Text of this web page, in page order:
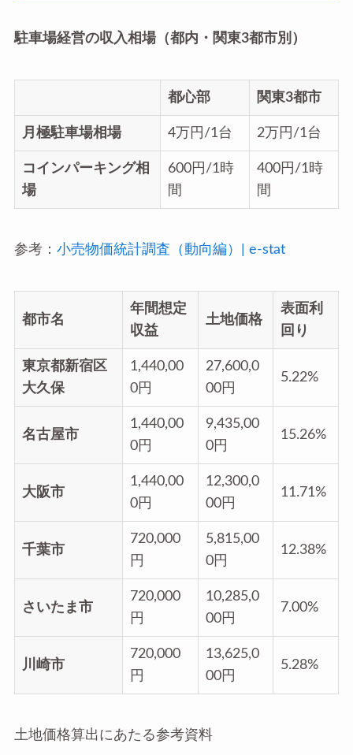
駐車場経営の収入相場（都内・関東3都市別）
都心部 関東3都市
月極駐車場相場 4万円/1台 2万円/1台
コインパーキング相
場
600円/1時
間
400円/1時
間
参考： 小売物価統計調査（動向編）| e-stat
都市名
年間想定
収益
土地価格
表面利
回り
東京都新宿区
大久保
1,440,00
0円
27,600,0
00円
5.22%
名古屋市
1,440,00
0円
9,435,00
0円
15.26%
大阪市
1,440,00
0円
12,300,0
00円
11.71%
千葉市
720,000
円
5,815,00
0円
12.38%
さいたま市
720,000
円
10,285,0
00円
7.00%
川崎市
720,000
円
13,625,0
00円
5.28%
土地価格算出にあたる参考資料